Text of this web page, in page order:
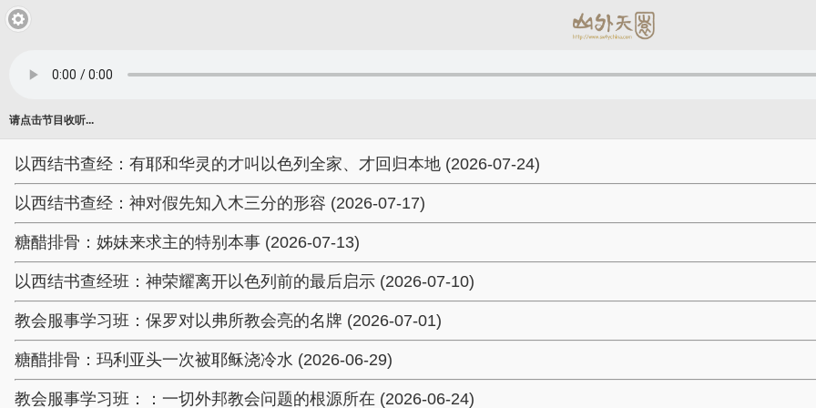
请点击节目收听...
以西结书查经：有耶和华灵的才叫以色列全家、才回归本地 (2026-07-24)
以西结书查经：神对假先知入木三分的形容 (2026-07-17)
糖醋排骨：姊妹来求主的特别本事 (2026-07-13)
以西结书查经班：神荣耀离开以色列前的最后启示 (2026-07-10)
教会服事学习班：保罗对以弗所教会亮的名牌 (2026-07-01)
糖醋排骨：玛利亚头一次被耶稣浇冷水 (2026-06-29)
教会服事学习班：：一切外邦教会问题的根源所在 (2026-06-24)